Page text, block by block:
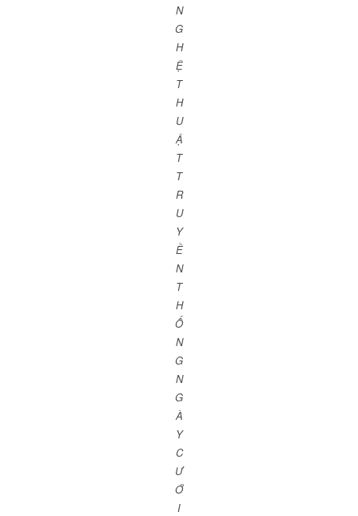
N
G
H
Ệ
T
H
U
Ậ
T
T
R
U
Y
Ề
N
T
H
Ố
N
G
N
G
À
Y
C
Ư
Ớ
I